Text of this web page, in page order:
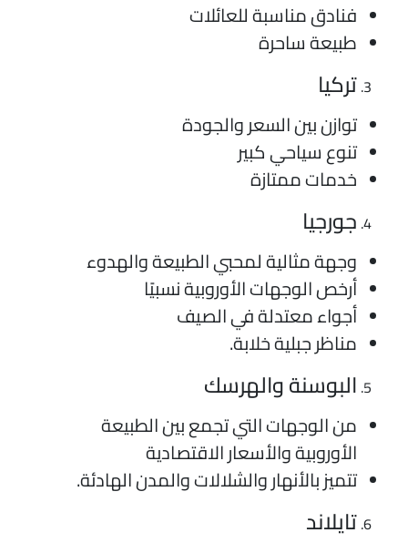
فنادق مناسبة للعائلات
طبيعة ساحرة
تركيا
توازن بين السعر والجودة
تنوع سياحي كبير
خدمات ممتازة
جورجيا
وجهة مثالية لمحبي الطبيعة والهدوء
أرخص الوجهات الأوروبية نسبيًا
أجواء معتدلة في الصيف
مناظر جبلية خلابة.
البوسنة والهرسك
من الوجهات التي تجمع بين الطبيعة
الأوروبية والأسعار الاقتصادية
تتميز بالأنهار والشلالات والمدن الهادئة.
تايلاند